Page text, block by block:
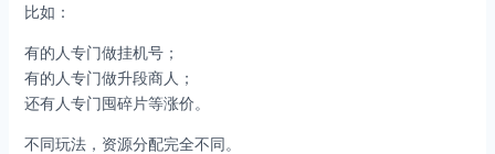
比如：
有的人专门做挂机号；
有的人专门做升段商人；
还有人专门囤碎片等涨价。
不同玩法，资源分配完全不同。